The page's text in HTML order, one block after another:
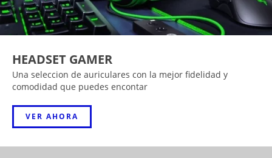
HEADSET GAMER
Una seleccion de auriculares con la mejor fidelidad y
comodidad que puedes encontar
VER AHORA